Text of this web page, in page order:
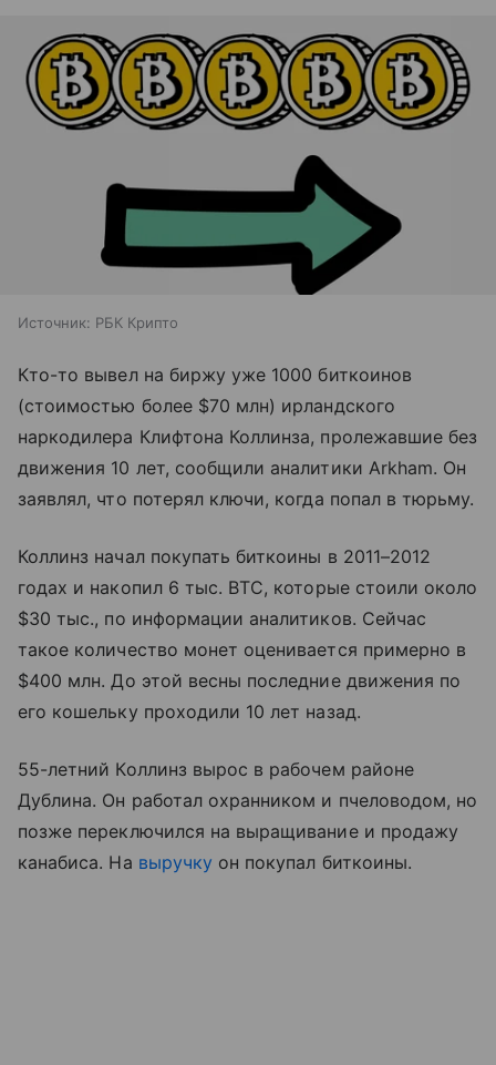
Источник: РБК Крипто
Кто-то вывел на биржу уже 1000 биткоинов
(стоимостью более $70 млн) ирландского
наркодилера Клифтона Коллинза, пролежавшие без
движения 10 лет, сообщили аналитики Arkham. Он
заявлял, что потерял ключи, когда попал в тюрьму.
Коллинз начал покупать биткоины в 2011–2012
годах и накопил 6 тыс. BTC, которые стоили около
$30 тыс., по информации аналитиков. Сейчас
такое количество монет оценивается примерно в
$400 млн. До этой весны последние движения по
его кошельку проходили 10 лет назад.
55-летний Коллинз вырос в рабочем районе
Дублина. Он работал охранником и пчеловодом, но
позже переключился на выращивание и продажу
канабиса. На выручку он покупал биткоины.